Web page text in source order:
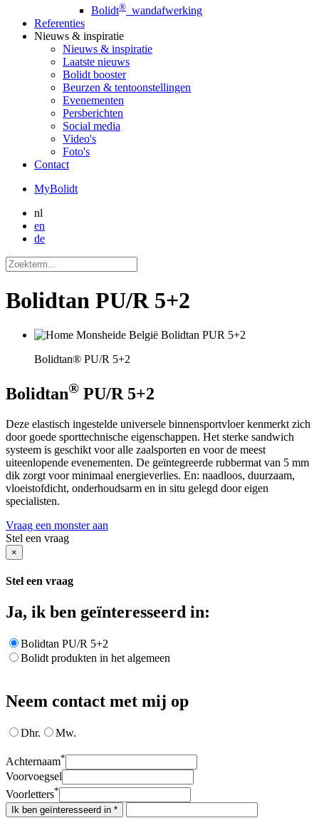
Bolidt® wandafwerking
Referenties
Nieuws & inspiratie
Nieuws & inspiratie
Laatste nieuws
Bolidt booster
Beurzen & tentoonstellingen
Evenementen
Persberichten
Social media
Video's
Foto's
Contact
MyBolidt
nl
en
de
Bolidtan PU/R 5+2
Bolidtan® PU/R 5+2
Bolidtan® PU/R 5+2
Deze elastisch ingestelde universele binnensportvloer kenmerkt zich
door goede sporttechnische eigenschappen. Het sterke sandwich
systeem is geschikt voor alle zaalsporten en voor de meest
uiteenlopende evenementen. De geïntegreerde rubbermat van 5 mm
dik zorgt voor minimaal energieverlies. En: naadloos, duurzaam,
vloeistofdicht, onderhoudsarm en in situ gelegd door eigen
specialisten.
Vraag een monster aan
Stel een vraag
×
Stel een vraag
Ja, ik ben geïnteresseerd in:
Bolidtan PU/R 5+2
Bolidt produkten in het algemeen
Neem contact met mij op
Dhr. Mw.
Achternaam*
Voorvoegsel
Voorletters*
Ik ben geïnteresseerd in *